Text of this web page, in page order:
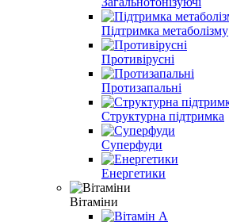
Підтримка метаболізму
Противірусні
Протизапальні
Структурна підтримка
Суперфуди
Енергетики
Вітаміни